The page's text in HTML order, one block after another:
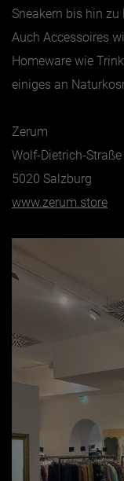
Sneakern bis hin
Auch Accessoires
Homeware wie
einiges an
Zerum
Wolf-Dietrich-
5020 Salzburg
www.zerum.store